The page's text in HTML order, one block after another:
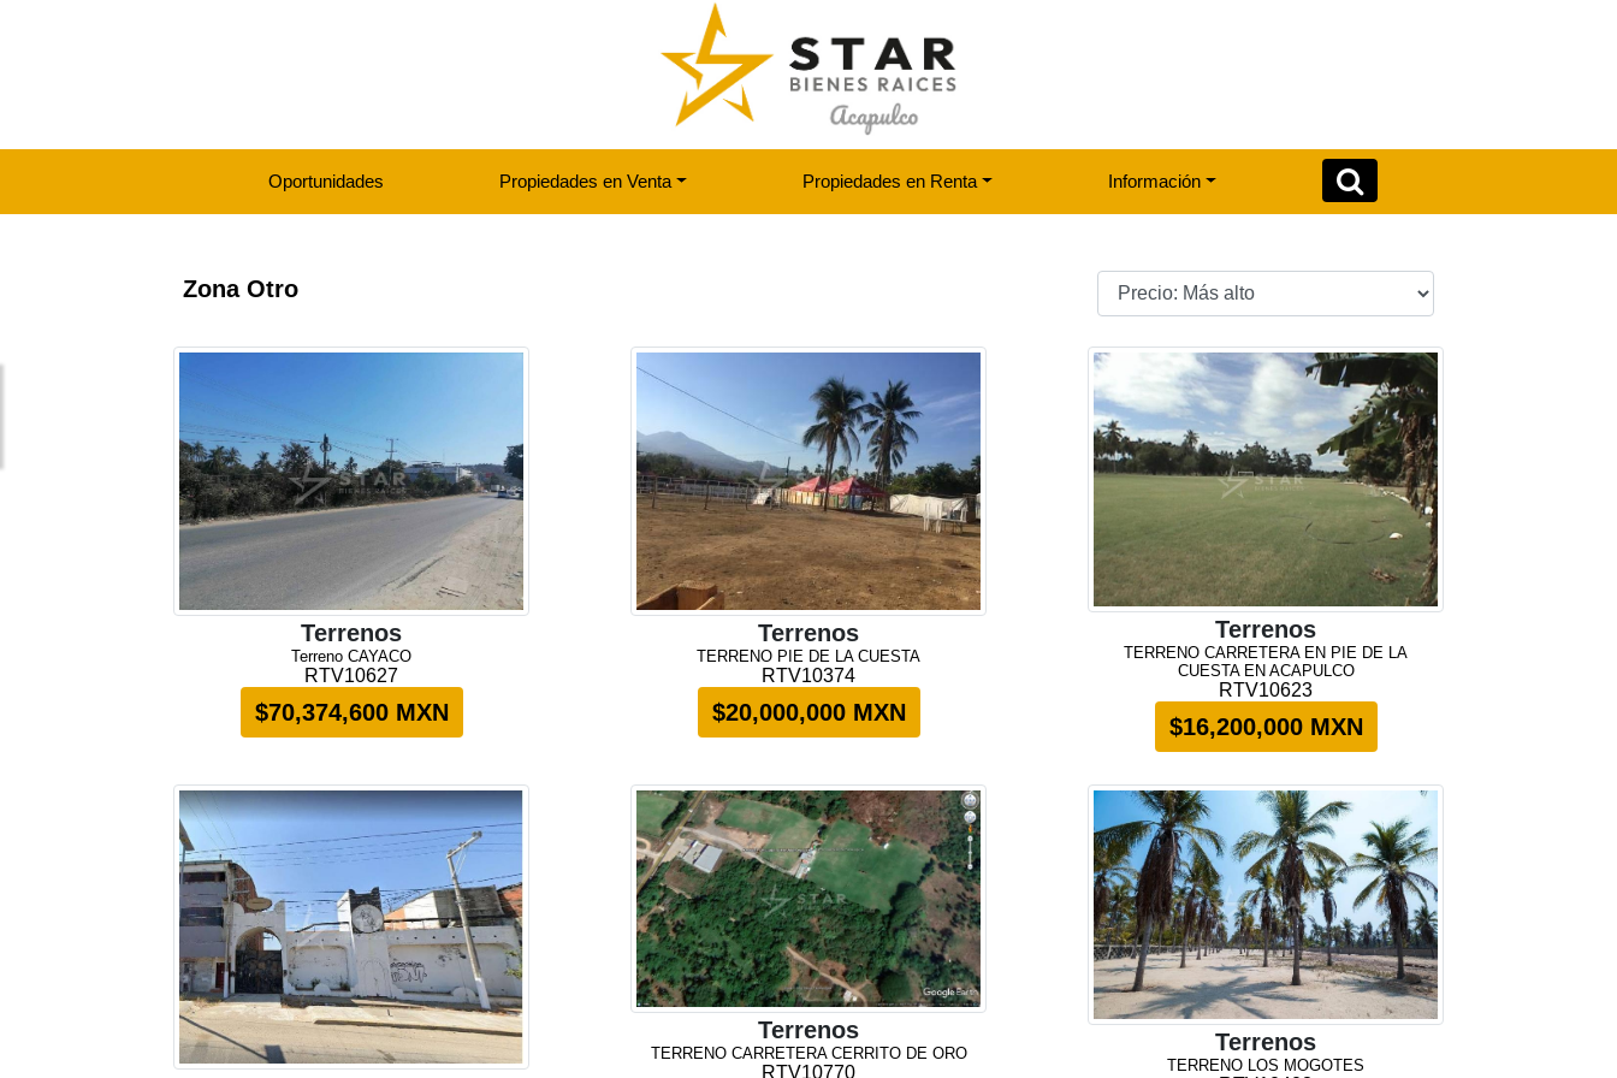
Oportunidades Propiedades en Venta Propiedades en Renta Información
Zona Otro
Terrenos
Terreno CAYACO
RTV10627
$70,374,600 MXN
Terrenos
TERRENO PIE DE LA CUESTA
RTV10374
$20,000,000 MXN
Terrenos
TERRENO CARRETERA EN PIE DE LA
CUESTA EN ACAPULCO
RTV10623
$16,200,000 MXN
Terrenos
TERRENO CARRETERA CERRITO DE ORO
RTV10770
Terrenos
TERRENO LOS MOGOTES